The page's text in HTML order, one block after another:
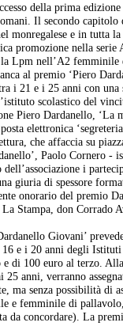
della prima
Il secondo capitolo
monregalese e in tutta
promozione nella
Lpm nell’A2
al premio ‘Piero
i 21 e i 25 anni con
scolastico del
Piero Dardanello, ‘La
elettronica
che affaccia su
Paolo Cornero
dell’associazione i
giuria di spessore
onorario del premio
Stampa, don Corrado
Giovani’
e i 20 anni degli
e di 100 euro al terzo.
25 anni, verranno
ma senza possibilità di
e femminile di
da concordare). La